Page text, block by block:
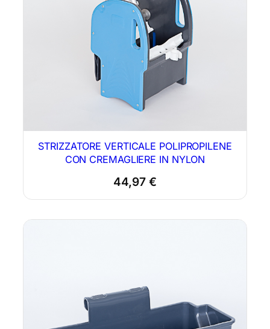
STRIZZATORE VERTICALE POLIPROPILENE
CON CREMAGLIERE IN NYLON
44,97 €